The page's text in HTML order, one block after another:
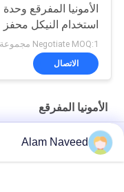
الأمونيا المفرقع وحدة
استخدام النيكل محفز
Negotiate MOQ:1 مجموعة
الاتصال
الأمونيا المفرقع
مصنع كراكير الأمونيا إنتاج
الصلبAlam Naveed